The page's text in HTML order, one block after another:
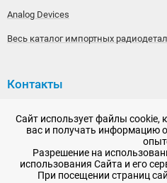
Analog Devices
Весь каталог импортных
Контакты
192148, г. Санкт-
дом 36
+7 (812) 565-06-52
Время работы: пн-пт, 10:00 -
Сайт использует файлы cookie,
вас и получать информацию
Разрешение на
использования Сайта и его
При посещении страниц